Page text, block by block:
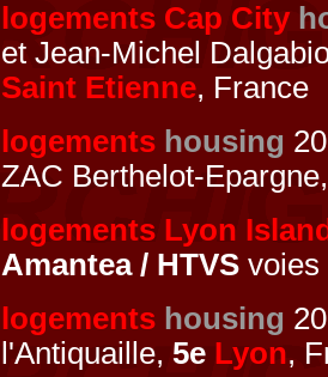
logements Cap City
et Jean-Michel
Saint Etienne, France
logements housing
ZAC Berthelot-
logements Lyon
Amantea / HTVS
logements housing
l'Antiquaille, 5e Lyon,